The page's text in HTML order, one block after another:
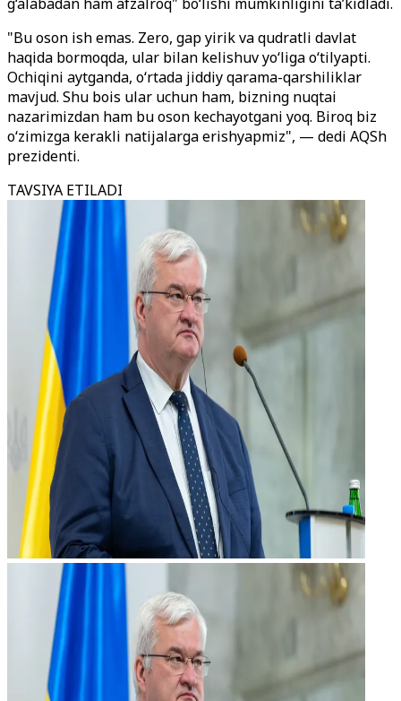
"Bu oson ish emas. Zero, gap yirik va qudratli davlat
haqida bormoqda, ular bilan kelishuv yo‘liga o‘tilyapti.
Ochiqini aytganda, o‘rtada jiddiy qarama-qarshiliklar
mavjud. Shu bois ular uchun ham, bizning nuqtai
nazarimizdan ham bu oson kechayotgani yoq. Biroq biz
o‘zimizga kerakli natijalarga erishyapmiz", — dedi AQSh
prezidenti.
TAVSIYA ETILADI